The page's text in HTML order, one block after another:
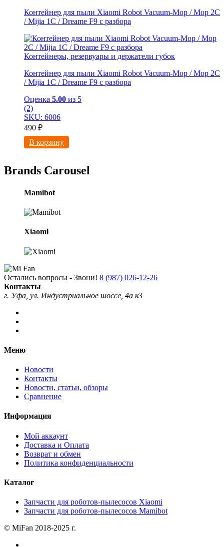
Контейнер для пыли Xiaomi Robot Vacuum-Mop / Mop 2C
/ Mijia 1C / Dreame F9 с разбора
Контейнеры, резервуары и держатели губок
Контейнер для пыли Xiaomi Robot Vacuum-Mop / Mop 2C
/ Mijia 1C / Dreame F9 с разбора
Оценка 5.00 из 5
(2)
SKU: 6006
490 ₽
В корзину
Brands Carousel
Mamibot
Xiaomi
Остались вопросы - Звони! 8 (987) 026-12-26
Контакты
г. Уфа, ул. Индустриальное шоссе, 4а к3
Меню
Новости
Контакты
Новости, статьи, обзоры
Сравнение
Информация
Мой аккаунт
Доставка и Оплата
Возврат и обмен
Политика конфиденциальности
Каталог
Запчасти для роботов-пылесосов Xiaomi
Запчасти для роботов-пылесосов Mamibot
© MiFan 2018-2025 г.